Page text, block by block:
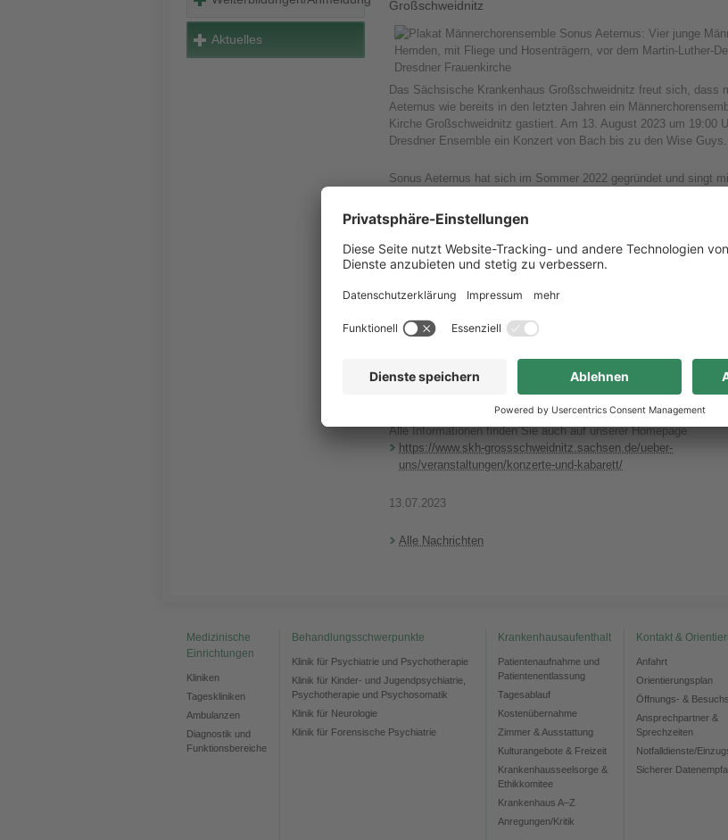
Aktuelles
Großschweidnitz
Das Sächsische Krankenhaus Großschweidnitz freut sich, dass
Aeternus wie bereits in den letzten Jahren ein
Kirche Großschweidnitz gastiert. Am 13. August 2023 um 19:00
Dresdner Ensemble ein Konzert von Bach bis zu den Wise Guys.
Sonus Aeternus hat sich im Sommer 2022 gegründet und singt
Männerchorwerke. Das weite Repertoire umfasst Werke aus ca.
Musikgeschichte; sowohl geistliche als auch weltliche Musik
Gattungen. Einige Bearbeitungen schreibt das Ensemble auch
unter 03585 453-2010 (Mo-Fr 09:30-11:00 Uhr) oder
oeffentlichkeitsarbeit@skhgr.sms.sachsen.de
mit Bezahlung an der Abendkasse (ausschließlich Barzahlung) ist
Einlass ist ab 18:30 Uhr, es gilt freie Platzwahl.
die Parkplätze außerhalb des Krankenhausgeländes.
Alle Informationen finden Sie auch auf unserer Homepage
https://www.skh-grossschweidnitz.sachsen.de/ueber-
uns/veranstaltungen/konzerte-und-kabarett/
13.07.2023
Alle Nachrichten
Medizinische
Einrichtungen
Kliniken
Tageskliniken
Ambulanzen
Diagnostik und
Funktionsbereiche
Behandlungsschwerpunkte
Klinik für Psychiatrie und Psychotherapie
Klinik für Kinder- und Jugendpsychiatrie,
Psychotherapie und Psychosomatik
Klinik für Neurologie
Klinik für Forensische Psychiatrie
Krankenhausaufenthalt
Patientenaufnahme und
Patientenentlassung
Tagesablauf
Kostenübernahme
Zimmer & Ausstattung
Kulturangebote & Freizeit
Krankenhausseelsorge &
Ethikkomitee
Krankenhaus A–Z
Anregungen/Kritik
Kontakt &
Anfahrt
Orientierungsplan
Öffnungs- &
Ansprechpartner &
Sprechzeiten
Notfalldienste/
Sicherer